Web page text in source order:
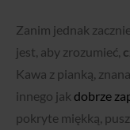
Zanim jednak
jest, aby zrozumieć,
Kawa z pianką,
innego jak dobrze
pokryte miękką,